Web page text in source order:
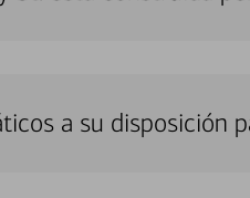
a su disposición